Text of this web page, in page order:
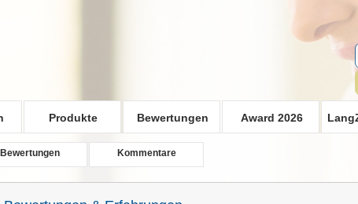
Produkte Bewertungen Award 2026
Bewertungen Kommentare